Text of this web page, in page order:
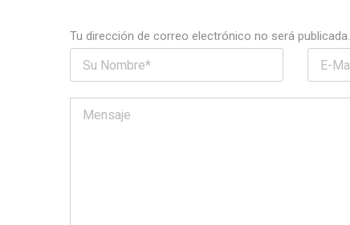
Tu dirección de correo electrónico no será publicada.